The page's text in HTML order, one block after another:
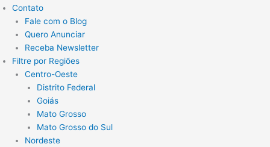
Contato
Fale com o Blog
Quero Anunciar
Receba Newsletter
Filtre por Regiões
Centro-Oeste
Distrito Federal
Goiás
Mato Grosso
Mato Grosso do Sul
Nordeste